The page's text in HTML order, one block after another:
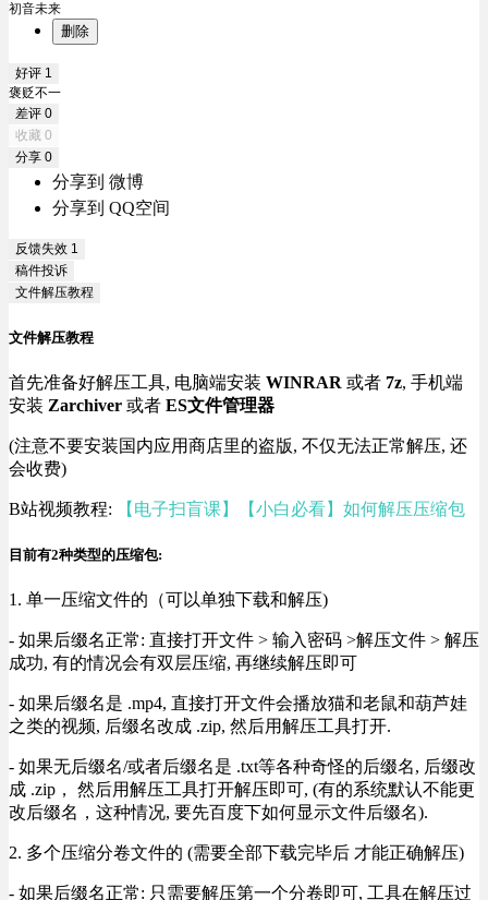
初音未来
删除
好评 1
褒贬不一
差评 0
收藏 0
分享 0
分享到 微博
分享到 QQ空间
反馈失效 1
稿件投诉
文件解压教程
文件解压教程
首先准备好解压工具, 电脑端安装 WINRAR 或者 7z, 手机端
安装 Zarchiver 或者 ES文件管理器
(注意不要安装国内应用商店里的盗版, 不仅无法正常解压, 还
会收费)
B站视频教程: 【电子扫盲课】【小白必看】如何解压压缩包
目前有2种类型的压缩包:
1. 单一压缩文件的（可以单独下载和解压)
- 如果后缀名正常: 直接打开文件 > 输入密码 >解压文件 > 解压
成功, 有的情况会有双层压缩, 再继续解压即可
- 如果后缀名是 .mp4, 直接打开文件会播放猫和老鼠和葫芦娃
之类的视频, 后缀名改成 .zip, 然后用解压工具打开.
- 如果无后缀名/或者后缀名是 .txt等各种奇怪的后缀名, 后缀改
成 .zip， 然后用解压工具打开解压即可, (有的系统默认不能更
改后缀名，这种情况, 要先百度下如何显示文件后缀名).
2. 多个压缩分卷文件的 (需要全部下载完毕后 才能正确解压)
- 如果后缀名正常: 只需要解压第一个分卷即可, 工具在解压过